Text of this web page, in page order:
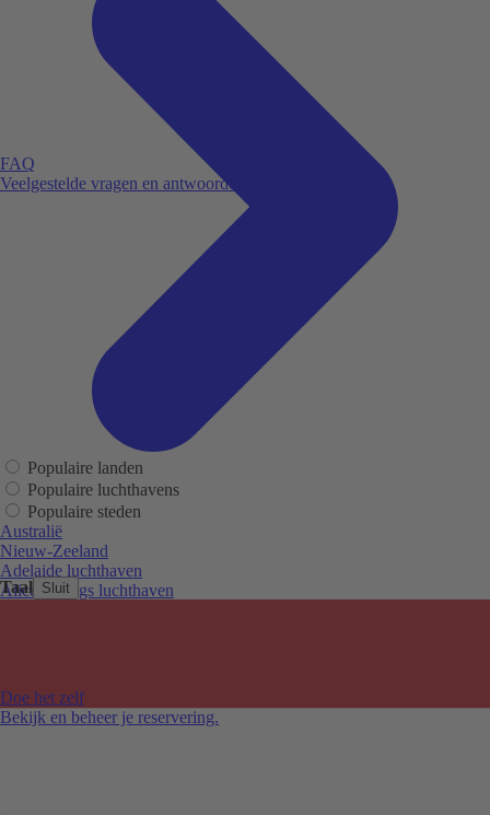
Taal Sluit
FAQ
Veelgestelde vragen en antwoorden.
Doe het zelf
Bekijk en beheer je reservering.
Populaire landen
Populaire luchthavens
Populaire steden
Australië
Nieuw-Zeeland
Adelaide luchthaven
Alice Springs luchthaven
Melbourne Tullamarine luchthaven
Perth luchthaven
Sydney luchthaven